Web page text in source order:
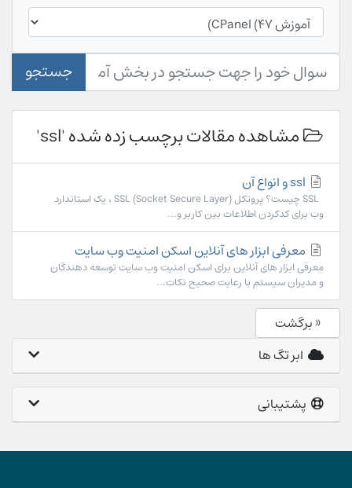
جستجو
مشاهده مقالات برچسب زده شده 'ssl'
SSL چیست؟ پروتکل (SSL (Socket Secure Layer ، یک استاندارد
وب برای کدکردن اطلاعات بین کاربر و...
معرفی ابزار های آنلاین اسکن امنیت وب سایت
معرفی ابزار های آنلاین برای اسکن امنیت وب سایت توسعه دهندگان
و مدیران سیستم با رعایت صحیح نکات...
« برگشت
ابر تگ ها
پشتیبانی